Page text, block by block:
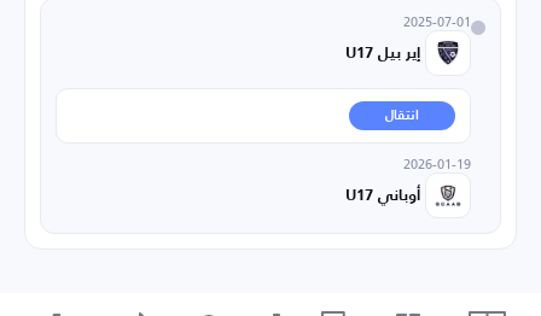
2025-07-01
إير بيل U17
انتقال
2026-01-19
أوباني U17